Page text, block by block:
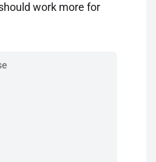
work more for